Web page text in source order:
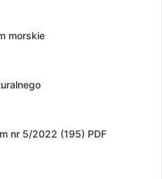
morskie
nr 5/2022 (195) PDF